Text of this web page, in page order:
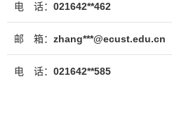
电 话： 021642**462
邮 箱： zhang***@ecust.edu.cn
电 话： 021642**585